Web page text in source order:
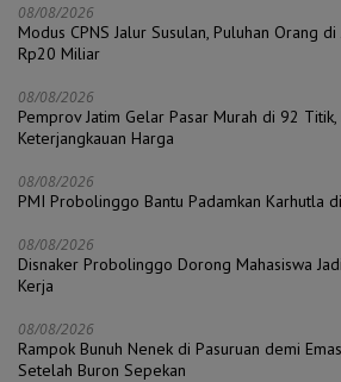
08/08/2026
Modus CPNS Jalur Susulan, Puluhan Orang
Rp20 Miliar
08/08/2026
Pemprov Jatim Gelar Pasar Murah di 92 Titik,
Keterjangkauan Harga
08/08/2026
PMI Probolinggo Bantu Padamkan Karhutla
08/08/2026
Disnaker Probolinggo Dorong Mahasiswa
Kerja
08/08/2026
Rampok Bunuh Nenek di Pasuruan demi
Setelah Buron Sepekan